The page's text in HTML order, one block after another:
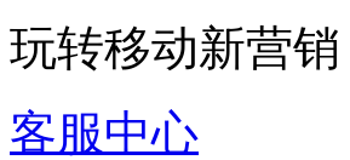
玩转移动新营销
客服中心